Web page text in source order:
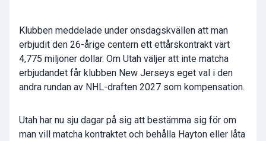
Klubben meddelade under onsdagskvällen att man
erbjudit den 26-årige centern ett ettårskontrakt värt
4,775 miljoner dollar. Om Utah väljer att inte matcha
erbjudandet får klubben New Jerseys eget val i den
andra rundan av NHL-draften 2027 som kompensation.
Utah har nu sju dagar på sig att bestämma sig för om
man vill matcha kontraktet och behålla Hayton eller låta